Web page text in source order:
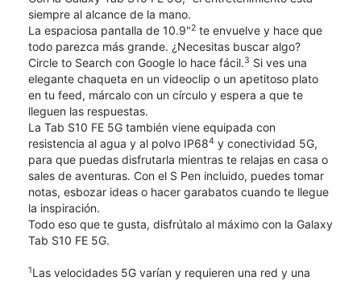
siempre al alcance de la mano.
La espaciosa pantalla de 10.9"2 te envuelve y hace que
todo parezca más grande. ¿Necesitas buscar algo?
Circle to Search con Google lo hace fácil.3 Si ves una
elegante chaqueta en un videoclip o un apetitoso plato
en tu feed, márcalo con un círculo y espera a que te
lleguen las respuestas.
La Tab S10 FE 5G también viene equipada con
resistencia al agua y al polvo IP684 y conectividad 5G,
para que puedas disfrutarla mientras te relajas en casa o
sales de aventuras. Con el S Pen incluido, puedes tomar
notas, esbozar ideas o hacer garabatos cuando te llegue
la inspiración.
Todo eso que te gusta, disfrútalo al máximo con la Galaxy
Tab S10 FE 5G.
1Las velocidades 5G varían y requieren una red y una